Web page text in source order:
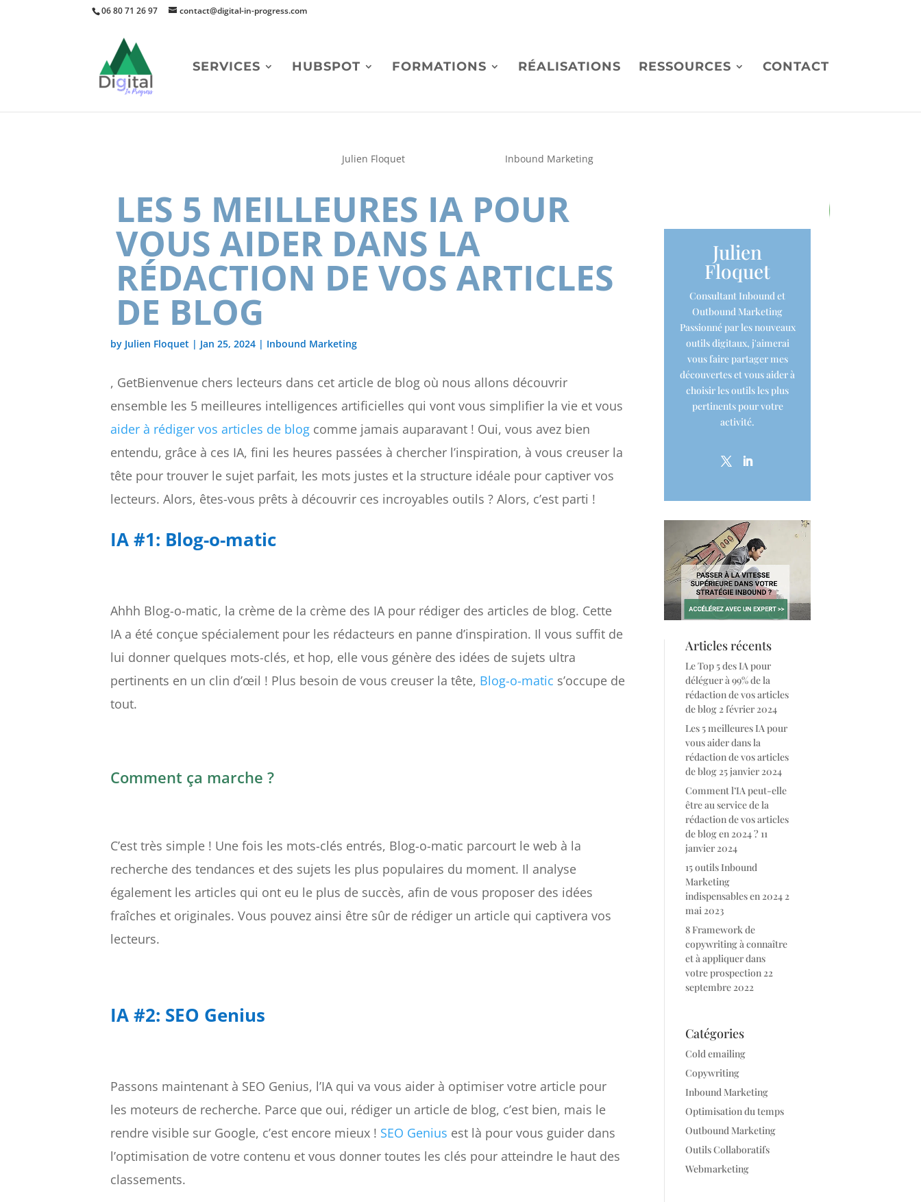
06 80 71 26 97 contact@digital-in-progress.com
SERVICES HUBSPOT FORMATIONS RÉALISATIONS RESSOURCES CONTACT
Julien Floquet| Inbound Marketing
LES 5 MEILLEURES IA POUR
VOUS AIDER DANS LA
RÉDACTION DE VOS ARTICLES
DE BLOG
by Julien Floquet | Jan 25, 2024 | Inbound Marketing
, GetBienvenue chers lecteurs dans cet article de blog où nous allons découvrir
ensemble les 5 meilleures intelligences artificielles qui vont vous simplifier la vie et vous
aider à rédiger vos articles de blog comme jamais auparavant ! Oui, vous avez bien
entendu, grâce à ces IA, fini les heures passées à chercher l’inspiration, à vous creuser la
tête pour trouver le sujet parfait, les mots justes et la structure idéale pour captiver vos
lecteurs. Alors, êtes-vous prêts à découvrir ces incroyables outils ? Alors, c’est parti !
IA #1: Blog-o-matic
Ahhh Blog-o-matic, la crème de la crème des IA pour rédiger des articles de blog. Cette
IA a été conçue spécialement pour les rédacteurs en panne d’inspiration. Il vous suffit de
lui donner quelques mots-clés, et hop, elle vous génère des idées de sujets ultra
pertinents en un clin d’œil ! Plus besoin de vous creuser la tête, Blog-o-matic s’occupe de
tout.
Comment ça marche ?
C’est très simple ! Une fois les mots-clés entrés, Blog-o-matic parcourt le web à la
recherche des tendances et des sujets les plus populaires du moment. Il analyse
également les articles qui ont eu le plus de succès, afin de vous proposer des idées
fraîches et originales. Vous pouvez ainsi être sûr de rédiger un article qui captivera vos
lecteurs.
IA #2: SEO Genius
Passons maintenant à SEO Genius, l’IA qui va vous aider à optimiser votre article pour
les moteurs de recherche. Parce que oui, rédiger un article de blog, c’est bien, mais le
rendre visible sur Google, c’est encore mieux ! SEO Genius est là pour vous guider dans
l’optimisation de votre contenu et vous donner toutes les clés pour atteindre le haut des
classements.
Julien
Floquet
Consultant Inbound et
Outbound Marketing
Passionné par les nouveaux
outils digitaux, j'aimerai
vous faire partager mes
découvertes et vous aider à
choisir les outils les plus
pertinents pour votre
activité.
Articles récents
Le Top 5 des IA pour
déléguer à 99% de la
rédaction de vos articles
de blog 2 février 2024
Les 5 meilleures IA pour
vous aider dans la
rédaction de vos articles
de blog 25 janvier 2024
Comment l’IA peut-elle
être au service de la
rédaction de vos articles
de blog en 2024 ? 11
janvier 2024
15 outils Inbound
Marketing
indispensables en 2024 2
mai 2023
8 Framework de
copywriting à connaître
et à appliquer dans
votre prospection 22
septembre 2022
Catégories
Cold emailing
Copywriting
Inbound Marketing
Optimisation du temps
Outbound Marketing
Outils Collaboratifs
Webmarketing